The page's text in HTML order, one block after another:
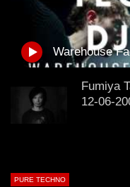
Miss Djax – Cherry
Lokeren Belgium
Warehouse
Fumiya
12-06-
PURE TECHNO